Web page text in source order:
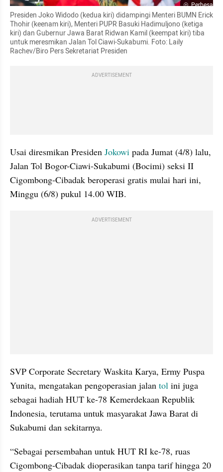
Perbesar
Presiden Joko Widodo (kedua kiri) didampingi Menteri BUMN Erick
Thohir (keenam kiri), Menteri PUPR Basuki Hadimuljono (ketiga
kiri) dan Gubernur Jawa Barat Ridwan Kamil (keempat kiri) tiba
untuk meresmikan Jalan Tol Ciawi-Sukabumi. Foto: Laily
Rachev/Biro Pers Sekretariat Presiden
ADVERTISEMENT
Usai diresmikan Presiden Jokowi pada Jumat (4/8) lalu,
Jalan Tol Bogor-Ciawi-Sukabumi (Bocimi) seksi II
Cigombong-Cibadak beroperasi gratis mulai hari ini,
Minggu (6/8) pukul 14.00 WIB.
ADVERTISEMENT
SVP Corporate Secretary Waskita Karya, Ermy Puspa
Yunita, mengatakan pengoperasian jalan tol ini juga
sebagai hadiah HUT ke-78 Kemerdekaan Republik
Indonesia, terutama untuk masyarakat Jawa Barat di
Sukabumi dan sekitarnya.
“Sebagai persembahan untuk HUT RI ke-78, ruas
Cigombong-Cibadak dioperasikan tanpa tarif hingga 20